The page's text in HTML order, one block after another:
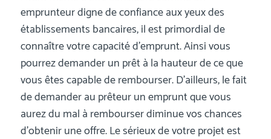
emprunteur digne de confiance aux yeux des
établissements bancaires, il est primordial de
connaître votre capacité d’emprunt. Ainsi vous
pourrez demander un prêt à la hauteur de ce que
vous êtes capable de rembourser. D’ailleurs, le fait
de demander au prêteur un emprunt que vous
aurez du mal à rembourser diminue vos chances
d’obtenir une offre. Le sérieux de votre projet est